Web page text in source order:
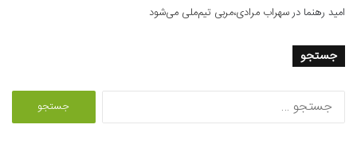
امید رهنما درسهراب مرادی،مربی تیم‌ملی می‌شود
جستجو